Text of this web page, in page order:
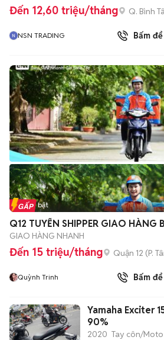
Đến 12,60 triệu/tháng Q. Bình
NSN TRADING Bấm
Tin nổi bật
Q12 TUYỂN SHIPPER GIAO HÀNG
GIAO HÀNG NHANH
Đến 15 triệu/tháng Quận 12 (P.
Quỳnh Trinh Bấm
Yamaha Exciter
90%
2020 Tay côn/Moto